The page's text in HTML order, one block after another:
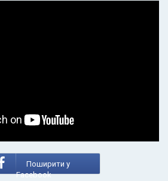
Поширити у
Facebook